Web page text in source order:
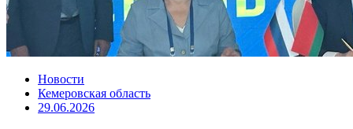
Новости
Кемеровская область
29.06.2026